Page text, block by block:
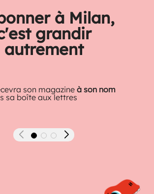
à Milan,
grandir
autrement
son magazineà son nom
sa boîte aux lettres
Précédent Suivant